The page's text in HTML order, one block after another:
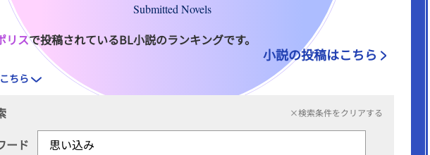
Submitted Novels
リスで投稿されているBL小説のランキングです。
小説の投稿はこちら
ちら
×検索条件をクリアする
ード